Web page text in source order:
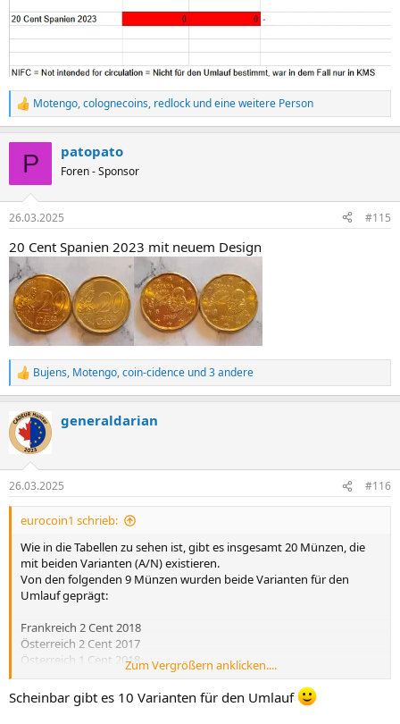
R
e
e
:
Motengo,colognecoins, redlock und eine weitere Person
P patopato
Foren - Sponsor
26.03.2025 #115
20 Cent Spanien 2023 mit neuem Design
R
e
k
t
i
e
n
Bujens, Motengo,coin-cidence und 3 andere
generaldarian
26.03.2025 #116
eurocoin1 schrieb:
Wie in die Tabellen zu sehen ist, gibt es insgesamt 20 Münzen, die
mit beiden Varianten (A/N) existieren.
Von den folgenden 9 Münzen wurden beide Varianten für den
Umlauf geprägt:
Frankreich 2 Cent 2018
Österreich 2 Cent 2017
Österreich 1 Cent 2018
Österreich 5 Cent 2018
Slowenien 5 Cent 2019
Spanien 1 Cent 2018
Zum Vergrößern anklicken....
Scheinbar gibt es 10 Varianten für den Umlauf